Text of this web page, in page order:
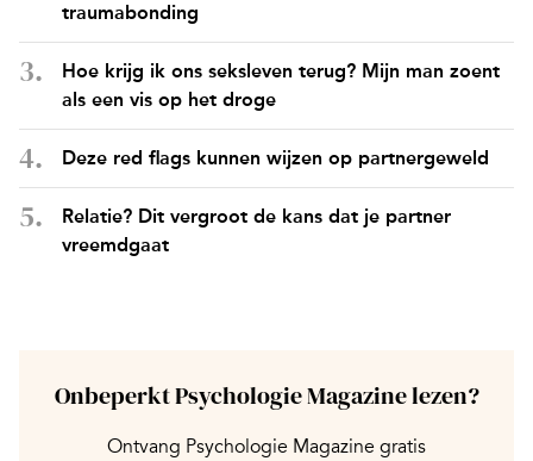
traumabonding
Hoe krijg ik ons seksleven terug? Mijn man zoent
als een vis op het droge
Deze red flags kunnen wijzen op partnergeweld
Relatie? Dit vergroot de kans dat je partner
vreemdgaat
Onbeperkt Psychologie Magazine lezen?
Ontvang Psychologie Magazine gratis